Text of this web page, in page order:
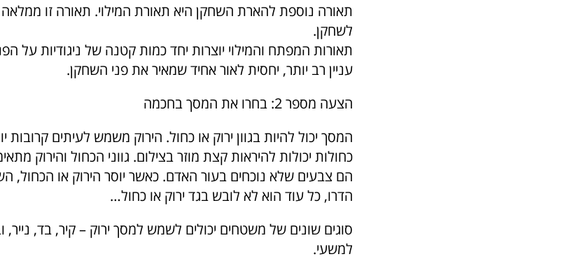
תאורה נוספת להארת השחקן היא תאורת המילוי. תאורה זו
לשחקן.
תאורות המפתח והמילוי יוצרות יחד כמות קטנה של ניגודיות על
עניין רב יותר, יחסית לאור אחיד שמאיר את פני השחקן.
הצעה מספר 2: בחרו את המסך בחכמה
המסך יכול להיות בגוון ירוק או כחול. הירוק משמש לעיתים קרובות
כחולות יכולות להיראות קצת מוזר בצילום. גווני הכחול והירוק
הם צבעים שלא נוכחים בעור האדם. כאשר יוסר הירוק או הכחול,
הדרו, כל עוד הוא לא לובש בגד ירוק או כחול…
סוגים שונים של משטחים יכולים לשמש למסך ירוק – קיר, בד,
למשעי.